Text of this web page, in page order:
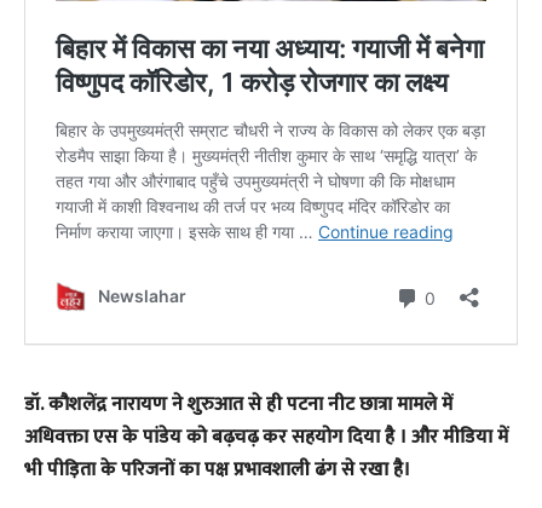
डॉ. कौशलेंद्र नारायण ने शुरुआत से ही पटना नीट छात्रा मामले में
अधिवक्ता एस के पांडेय को बढ़चढ़ कर सहयोग दिया है । और मीडिया में
भी पीड़िता के परिजनों का पक्ष प्रभावशाली ढंग से रखा है।